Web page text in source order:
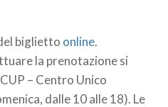
di San Salvatore e
la chiesa
e i chiostri di età
biglietto online.
la prenotazione si
– Centro Unico
dalle 10 alle 18). Le